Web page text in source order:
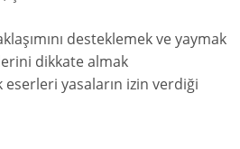
desteklemek ve yaymak
dikkate almak
yasaların izin verdiği